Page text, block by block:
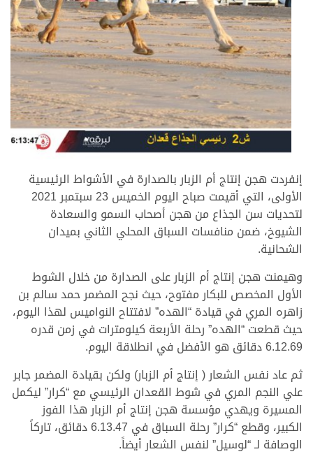
إنفردت هجن إنتاج أم الزبار بالصدارة في الأشواط الرئيسية
الأولى، التي أقيمت صباح اليوم الخميس 23 سبتمبر 2021
لتحديات سن الجذاع من هجن أصحاب السمو والسعادة
الشيوخ، ضمن منافسات السباق المحلي الثاني بميدان
الشحانية.
وهيمنت هجن إنتاج أم الزبار على الصدارة من خلال الشوط
الأول المخصص للبكار مفتوح، حيث نجح المضمر حمد سالم بن
زاهره المري في قيادة “الهده” لافتتاح النواميس لهذا اليوم،
حيث قطعت “الهده” رحلة الأربعة كيلومترات في زمن قدره
6.12.69 دقائق هو الأفضل في انطلاقة اليوم.
ثم عاد نفس الشعار ( إنتاج أم الزبار) ولكن بقيادة المضمر جابر
علي النجم المري في شوط القعدان الرئيسي مع “كرار” ليكمل
المسيرة ويهدي مؤسسة هجن إنتاج أم الزبار هذا الفوز
الكبير، وقطع “كرار” رحلة السباق في 6.13.47 دقائق، تاركاً
الوصافة لـ “لوسيل” لنفس الشعار أيضاً.